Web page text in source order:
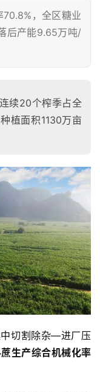
，全区糖业
后产能9.65万吨/
续20个榨季占全
植面积1130万亩
切割除杂—进厂压
生产综合机械化率